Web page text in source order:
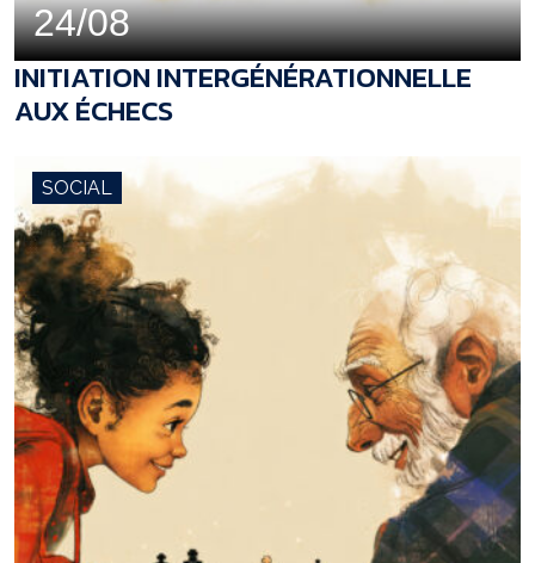
24/08
INITIATION INTERGÉNÉRATIONNELLE
AUX ÉCHECS
SOCIAL